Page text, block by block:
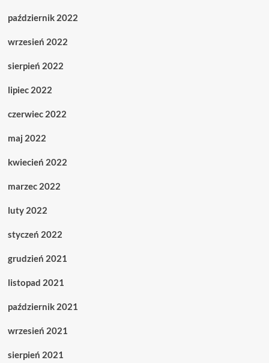
październik 2022
wrzesień 2022
sierpień 2022
lipiec 2022
czerwiec 2022
maj 2022
kwiecień 2022
marzec 2022
luty 2022
styczeń 2022
grudzień 2021
listopad 2021
październik 2021
wrzesień 2021
sierpień 2021